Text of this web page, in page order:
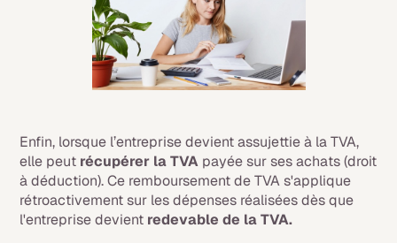
Enfin, lorsque l’entreprise devient assujettie à la TVA,
elle peut récupérer la TVA payée sur ses achats (droit
à déduction). Ce remboursement de TVA s'applique
rétroactivement sur les dépenses réalisées dès que
l'entreprise devient redevable de la TVA.